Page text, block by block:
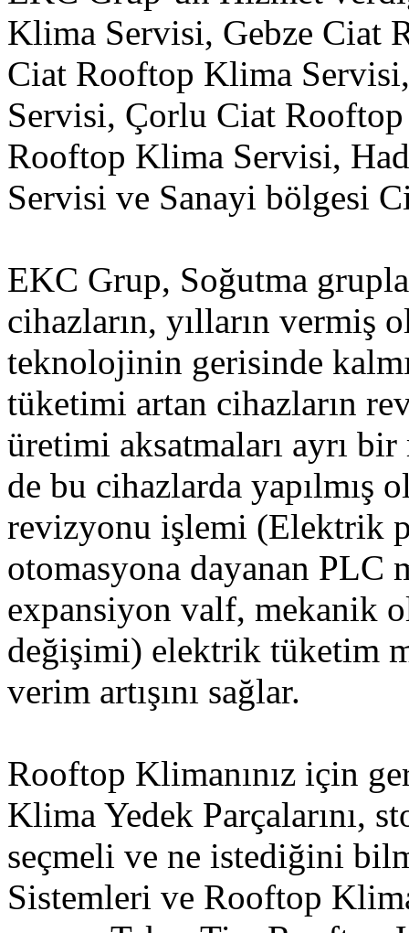
Klima Servisi, Gebze Ciat
Ciat Rooftop Klima
Servisi, Çorlu Ciat
Rooftop Klima Servisi,
Servisi ve Sanayi bölgesi
EKC Grup, Soğutma
cihazların, yılların vermiş
teknolojinin gerisinde
tüketimi artan cihazların
üretimi aksatmaları ayrı
de bu cihazlarda yapılmış
revizyonu işlemi (Elektrik
otomasyona dayanan
expansiyon valf, mekanik
değişimi) elektrik tüketim
verim artışını sağlar.
Rooftop Klimanınız için
Klima Yedek Parçalarını,
seçmeli ve ne istediğini
Sistemleri ve Rooftop